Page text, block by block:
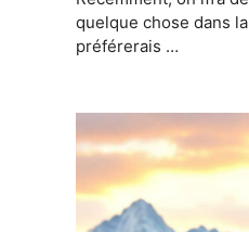
quelque chose dans
préférerais …